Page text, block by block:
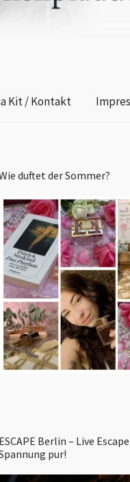
Kit / Kontakt
duftet der Sommer?
ESCAPE Berlin – Live
pur!